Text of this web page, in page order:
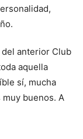
del anterior Club
aquella
sí, mucha
buenos. A